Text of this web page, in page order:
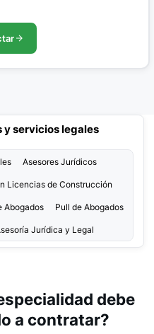
y servicios legales
Asesores Jurídicos
Licencias de Construcción
Abogados Pull de Abogados
Jurídica y Legal
debe
a contratar?